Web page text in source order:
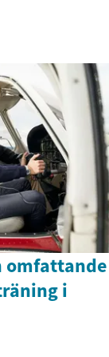
omfattande
i